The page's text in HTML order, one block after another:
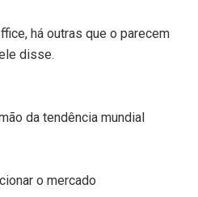
há outras que o parecem
disse.
da tendência mundial
o mercado